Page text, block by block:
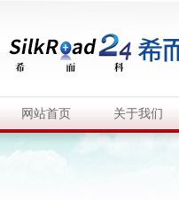
网站首页 关于我们